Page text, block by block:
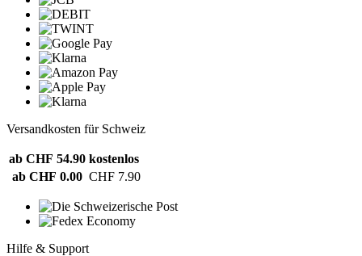
Versandkosten für Schweiz
ab CHF 54.90 kostenlos
ab CHF 0.00 CHF 7.90
Hilfe & Support